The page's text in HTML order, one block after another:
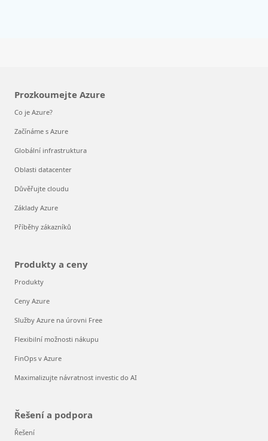
Prozkoumejte Azure
Co je Azure?
Začínáme s Azure
Globální infrastruktura
Oblasti datacenter
Důvěřujte cloudu
Základy Azure
Příběhy zákazníků
Produkty a ceny
Produkty
Ceny Azure
Služby Azure na úrovni Free
Flexibilní možnosti nákupu
FinOps v Azure
Maximalizujte návratnost investic do AI
Řešení a podpora
Řešení